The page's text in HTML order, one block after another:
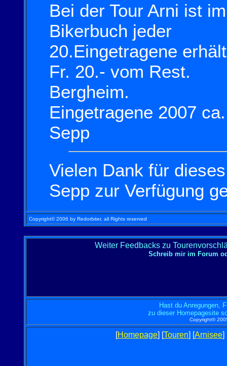
Bei der Tour Arni ist
Bikerbuch jeder
20.Eingetragene
Fr. 20.- vom Rest.
Bergheim.
Eingetragene 2007
Sepp
Vielen Dank für
Sepp zur Verfügung
Copyright© 2006 by Redorbiter, all Rights reserved
Weiter Feedbacks zu
Schreib mir im Forum
Hast du Anregungen,
zu dieser Homepagesite
Copyright©
[Homepage] [Touren] [Arnisee]